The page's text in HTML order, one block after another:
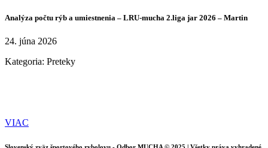
Analýza počtu rýb a umiestnenia – LRU-mucha 2.liga jar 2026 – Martin
24. júna 2026
Kategoria: Preteky
VIAC